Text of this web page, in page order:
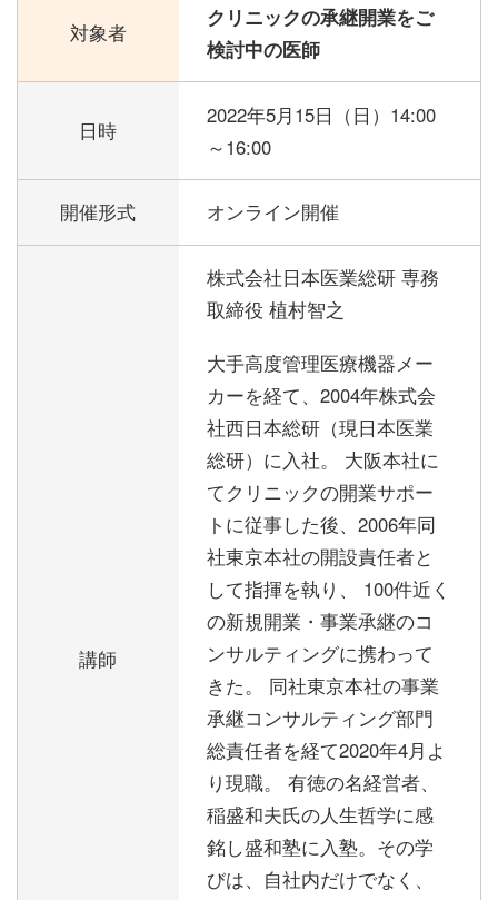
対象者
クリニックの承継開業をご
検討中の医師
日時
2022年5月15日（日） 14:00
～16:00
開催形式 オンライン開催
講師
株式会社日本医業総研 専務
取締役 植村智之
大手高度管理医療機器メー
カーを経て、2004年株式会
社西日本総研（現日本医業
総研）に入社。 大阪本社に
てクリニックの開業サポー
トに従事した後、2006年同
社東京本社の開設責任者と
して指揮を執り、 100件近く
の新規開業・事業承継のコ
ンサルティングに携わって
きた。 同社東京本社の事業
承継コンサルティング部門
総責任者を経て2020年4月よ
り現職。 有徳の名経営者、
稲盛和夫氏の人生哲学に感
銘し盛和塾に入塾。その学
びは、自社内だけでなく、